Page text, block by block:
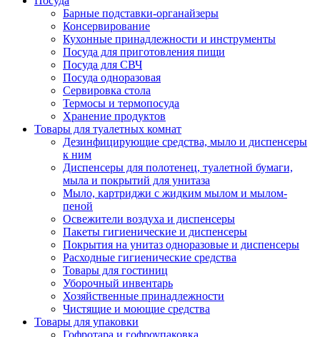
Барные подставки-органайзеры
Консервирование
Кухонные принадлежности и инструменты
Посуда для приготовления пищи
Посуда для СВЧ
Посуда одноразовая
Сервировка стола
Термосы и термопосуда
Хранение продуктов
Товары для туалетных комнат
Дезинфицирующие средства, мыло и диспенсеры
к ним
Диспенсеры для полотенец, туалетной бумаги,
мыла и покрытий для унитаза
Мыло, картриджи с жидким мылом и мылом-
пеной
Освежители воздуха и диспенсеры
Пакеты гигиенические и диспенсеры
Покрытия на унитаз одноразовые и диспенсеры
Расходные гигиенические средства
Товары для гостиниц
Уборочный инвентарь
Хозяйственные принадлежности
Чистящие и моющие средства
Товары для упаковки
Гофротара и гофроупаковка